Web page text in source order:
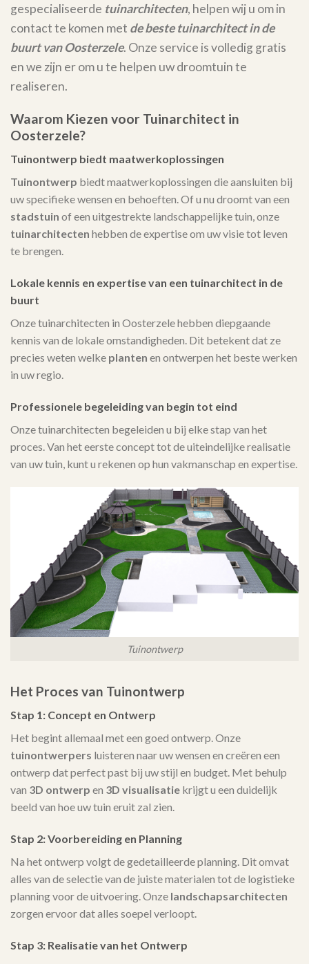
gespecialiseerde tuinarchitecten, helpen wij u om in
contact te komen met de beste tuinarchitect in de
buurt van Oosterzele. Onze service is volledig gratis
en we zijn er om u te helpen uw droomtuin te
realiseren.
Waarom Kiezen voor Tuinarchitect in
Oosterzele?
Tuinontwerp biedt maatwerkoplossingen
Tuinontwerp biedt maatwerkoplossingen die aansluiten bij
uw specifieke wensen en behoeften. Of u nu droomt van een
stadstuin of een uitgestrekte landschappelijke tuin, onze
tuinarchitecten hebben de expertise om uw visie tot leven
te brengen.
Lokale kennis en expertise van een tuinarchitect in de
buurt
Onze tuinarchitecten in Oosterzele hebben diepgaande
kennis van de lokale omstandigheden. Dit betekent dat ze
precies weten welke planten en ontwerpen het beste werken
in uw regio.
Professionele begeleiding van begin tot eind
Onze tuinarchitecten begeleiden u bij elke stap van het
proces. Van het eerste concept tot de uiteindelijke realisatie
van uw tuin, kunt u rekenen op hun vakmanschap en expertise.
Tuinontwerp
Het Proces van Tuinontwerp
Stap 1: Concept en Ontwerp
Het begint allemaal met een goed ontwerp. Onze
tuinontwerpers luisteren naar uw wensen en creëren een
ontwerp dat perfect past bij uw stijl en budget. Met behulp
van 3D ontwerp en 3D visualisatie krijgt u een duidelijk
beeld van hoe uw tuin eruit zal zien.
Stap 2: Voorbereiding en Planning
Na het ontwerp volgt de gedetailleerde planning. Dit omvat
alles van de selectie van de juiste materialen tot de logistieke
planning voor de uitvoering. Onze landschapsarchitecten
zorgen ervoor dat alles soepel verloopt.
Stap 3: Realisatie van het Ontwerp